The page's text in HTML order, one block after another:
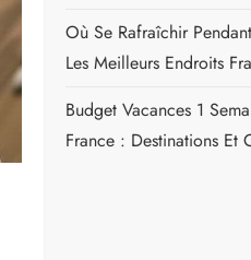
Où Se Rafraîchir
Les Meilleurs Endroits
Budget Vacances 1
France : Destinations Et